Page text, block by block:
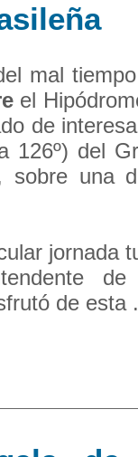
mal
el
de
126º) del
sobre una
jornada
de esta